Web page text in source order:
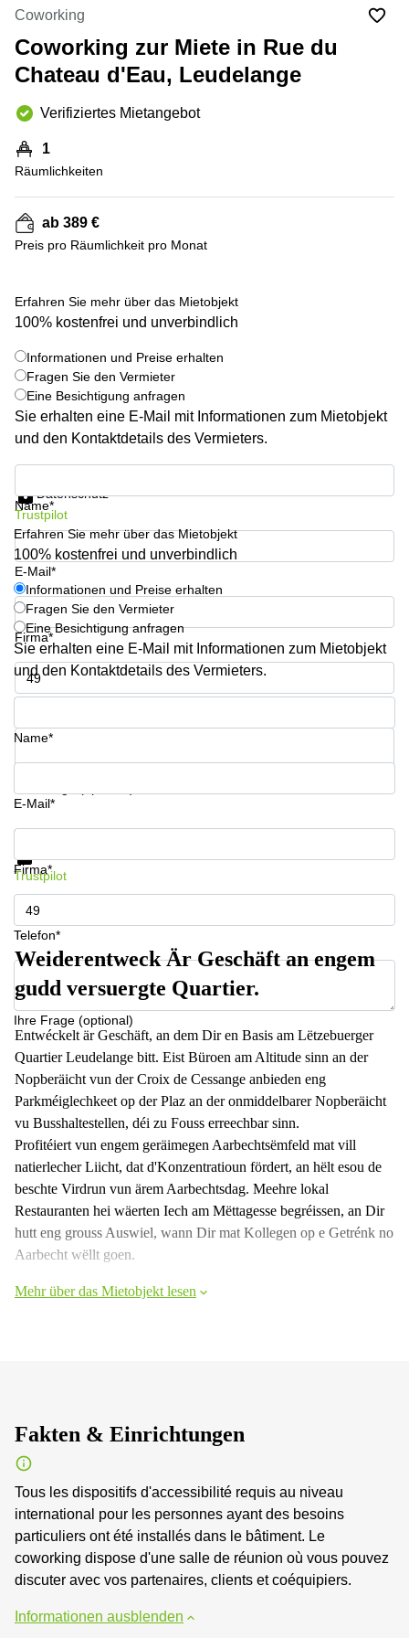
Сoworking
Esch-sur-
Alzette
Sandweiler
Bureaux
Esch-
sur-
Alzette
Bureaux
Sandweiler
Centres
Bertrange
Centres
Esch-
sur-
Alzette
Centres
Sandweiler
Coworking
Coworking zur Miete in Rue du
Chateau d'Eau, Leudelange
Verifiziertes Mietangebot
1
Räumlichkeiten
ab 389 €
Preis pro Räumlichkeit pro Monat
Erfahren Sie mehr über das Mietobjekt
100% kostenfrei und unverbindlich
Informationen und Preise erhalten
Fragen Sie den Vermieter
Eine Besichtigung anfragen
Sie erhalten eine E-Mail mit Informationen zum Mietobjekt
und den Kontaktdetails des Vermieters.
Name*
E-Mail*
Firma*
Telefon*
Datenschutz
Trustpilot
Erfahren Sie mehr über das Mietobjekt
100% kostenfrei und unverbindlich
Informationen und Preise erhalten
Fragen Sie den Vermieter
Eine Besichtigung anfragen
Sie erhalten eine E-Mail mit Informationen zum Mietobjekt
und den Kontaktdetails des Vermieters.
Name*
E-Mail*
Firma*
Telefon*
Ihre Frage (optional)
Informationen und Preise erhalten
Trustpilot
Weiderentweck Är Geschäft an engem
gudd versuergte Quartier.
Entwéckelt är Geschäft, an dem Dir en Basis am Lëtzebuerger
Quartier Leudelange bitt. Eist Büroen am Altitude sinn an der
Nopberäicht vun der Croix de Cessange anbieden eng
Parkméiglechkeet op der Plaz an der onmiddelbarer Nopberäicht
vu Busshaltestellen, déi zu Fouss erreechbar sinn.
Profitéiert vun engem geräimegen Aarbechtsëmfeld mat vill
natierlecher Liicht, dat d'Konzentratioun fördert, an hëlt esou de
beschte Virdrun vun ärem Aarbechtsdag. Meehre lokal
Restauranten hei wäerten Iech am Mëttagesse begréissen, an Dir
hutt eng grouss Auswiel, wann Dir mat Kollegen op e Getrénk no
Aarbecht wëllt goen.
Mehr über das Mietobjekt lesen
Fakten & Einrichtungen
Tous les dispositifs d'accessibilité requis au niveau
international pour les personnes ayant des besoins
particuliers ont été installés dans le bâtiment. Le
coworking dispose d'une salle de réunion où vous pouvez
discuter avec vos partenaires, clients et coéquipiers.
Informationen ausblenden